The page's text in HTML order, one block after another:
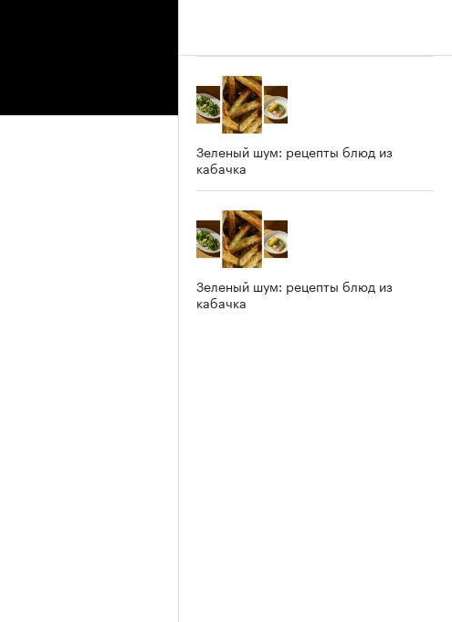
Зеленый шум: рецепты блюд из
кабачка
Зеленый шум: рецепты блюд из
кабачка